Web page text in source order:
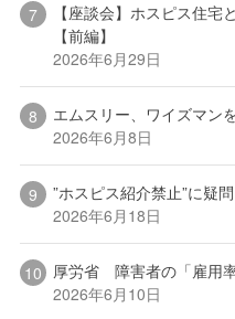
【座談会】ホスピス住宅
【前編】
2026年6月29日
エムスリー、ワイズマン
2026年6月8日
”ホスピス紹介禁止”に疑
2026年6月18日
厚労省 障害者の「雇用
2026年6月10日